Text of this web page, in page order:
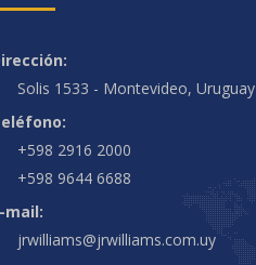
Solis 1533 - Montevideo, Uruguay
+598 2916 2000
+598 9644 6688
mail:
jrwilliams@jrwilliams.com.uy